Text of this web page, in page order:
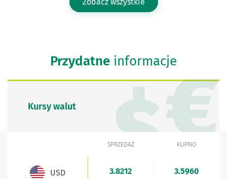
Przydatne informacje
Kursy walut
SPRZEDAŻ KUPNO
USD 3.8212 3.5960